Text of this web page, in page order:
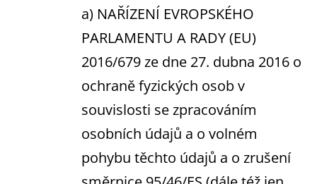
a) NAŘÍZENÍ EVROPSKÉHO
PARLAMENTU A RADY (EU)
2016/679 ze dne 27. dubna 2016 o
ochraně fyzických osob v
souvislosti se zpracováním
osobních údajů a o volném
pohybu těchto údajů a o zrušení